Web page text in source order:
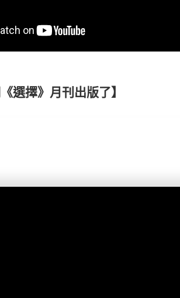
選擇》月刊出版了】